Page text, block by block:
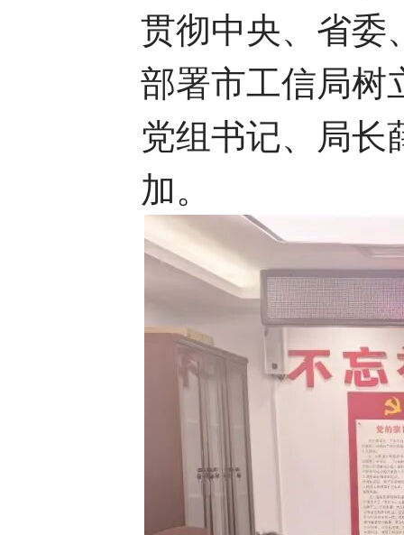
贯彻中央、省委
部署市工信局树
党组书记、局长
加。